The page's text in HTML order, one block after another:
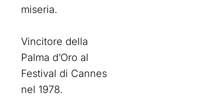
miseria.
Vincitore della
Palma d’Oro al
Festival di Cannes
nel 1978.